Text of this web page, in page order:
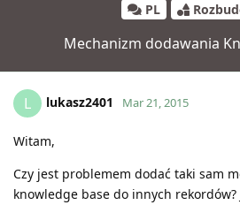
PL
Mechanizm dodawania
L lukasz2401 Mar 21, 2015
Witam,
Czy jest problemem dodać taki sam
knowledge base do innych